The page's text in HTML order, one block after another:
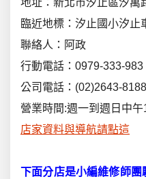
地址：新北市汐止區汐萬
臨近地標：汐止國小汐止
聯絡人：阿政
行動電話：0979-333-983
公司電話：(02)2643-8188
營業時間:週一到週日中
店家資料與導航請點這
下面分店是小編維修師團